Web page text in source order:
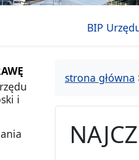
BIP
i
strona główna